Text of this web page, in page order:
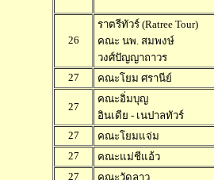
26
ราตรีทัวร์ (Ratree Tour)
คณะ นพ. สมพงษ์
วงศ์ปัญญาถาวร
27
คณะโยม ศรานีย์
27
คณะอิ่มบุญ
อินเดีย - เนปาลทัวร์
27
คณะโยมแจ่ม
27
คณะแม่ชีแอ้ว
27
คณะวัดลาว